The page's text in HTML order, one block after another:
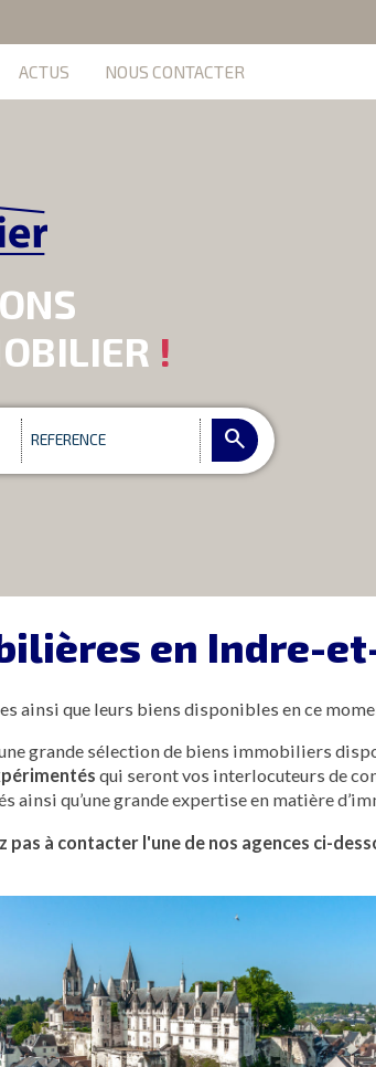
ACTUS NOUS CONTACTER
!
search
en Indre-
ainsi que leurs biens disponibles en ce
grande sélection de biens immobiliers
qui seront vos interlocuteurs de
ainsi qu’une grande expertise en matière
à contacter l'une de nos agences ci-